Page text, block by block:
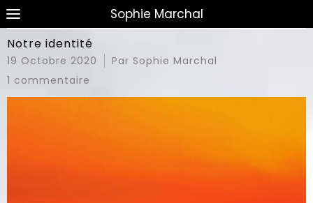
Sophie Marchal
Notre identité
19 Octobre 2020
Par Sophie Marchal
1 commentaire